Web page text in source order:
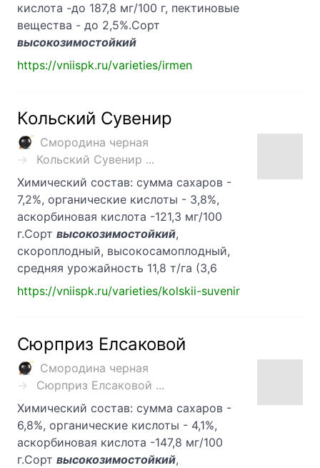
кислота -до 187,8 мг/100 г, пектиновые
вещества - до 2,5%.Сорт
высокозимостойкий
https://vniispk.ru/varieties/irmen
Кольский Сувенир
Смородина черная
Кольский Сувенир ...
Химический состав: сумма сахаров -
7,2%, органические кислоты - 3,8%,
аскорбиновая кислота -121,3 мг/100
г.Сорт высокозимостойкий,
скороплодный, высокосамоплодный,
средняя урожайность 11,8 т/га (3,6
https://vniispk.ru/varieties/kolskii-suvenir
Сюрприз Елсаковой
Смородина черная
Сюрприз Елсаковой ...
Химический состав: сумма сахаров -
6,8%, органические кислоты - 4,1%,
аскорбиновая кислота -147,8 мг/100
г.Сорт высокозимостойкий,